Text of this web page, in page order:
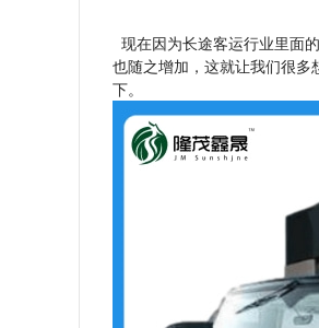
现在因为长途客运行业里面的
也随之增加，这就让我们很
下。